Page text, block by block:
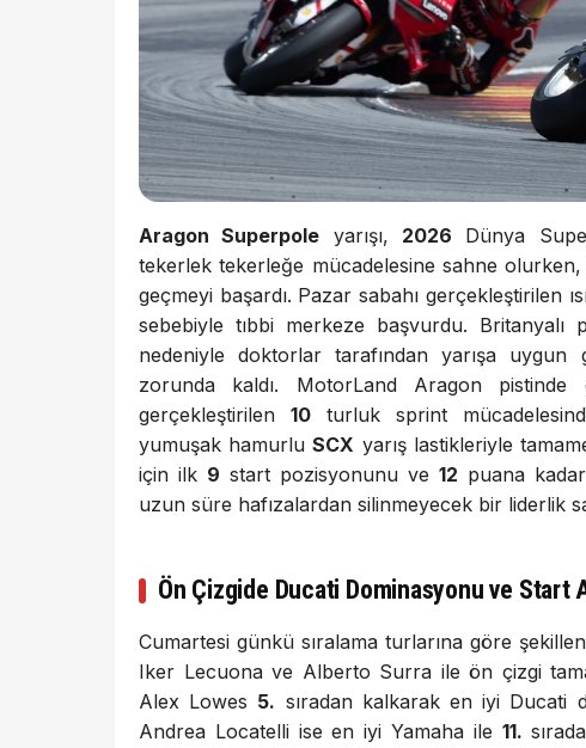
Aragon Superpole yarışı, 2026 Dünya
tekerlek tekerleğe mücadelesine sahne
geçmeyi başardı. Pazar sabahı gerçekleştirilen
sebebiyle tıbbi merkeze başvurdu. Britanyalı
nedeniyle doktorlar tarafından yarışa
zorunda kaldı. MotorLand Aragon
gerçekleştirilen 10turluk sprint
yumuşak hamurluSCX yarış lastikleriyle
için ilk 9 start pozisyonunu ve 12 puana
uzun süre hafızalardan silinmeyecek bir liderlik
Ön Çizgide Ducati Dominasyonu ve Start
Cumartesi günkü sıralama turlarına göre
Iker Lecuona ve Alberto Surra ile ön çizgi
Alex Lowes 5. sıradan kalkarak en iyi Ducati
Andrea Locatelli ise en iyi Yamaha ile 11.